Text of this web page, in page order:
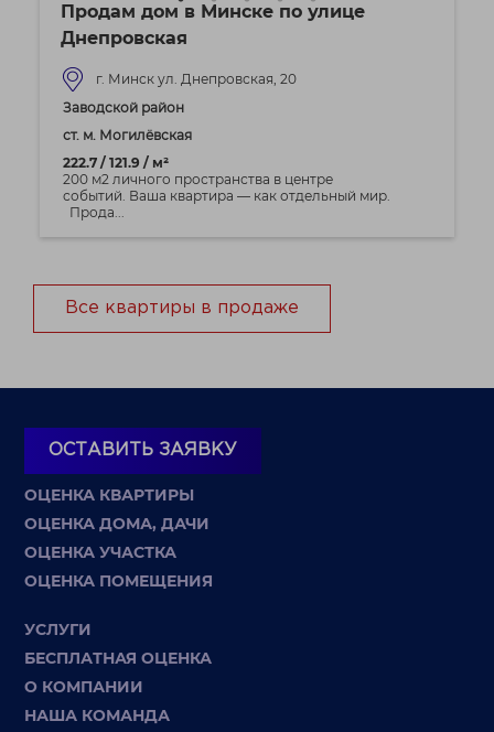
Продам дом в Минске по улице
Днепровская
г. Минск ул. Днепровская, 20
Заводской район
ст. м. Могилёвская
222.7 / 121.9 / м²
200 м2 личного пространства в центре
событий. Ваша квартира — как отдельный мир.
Прода...
Все квартиры в продаже
ОСТАВИТЬ ЗАЯВКУ
ОЦЕНКА КВАРТИРЫ
ОЦЕНКА ДОМА, ДАЧИ
ОЦЕНКА УЧАСТКА
ОЦЕНКА ПОМЕЩЕНИЯ
УСЛУГИ
БЕСПЛАТНАЯ ОЦЕНКА
О КОМПАНИИ
НАША КОМАНДА